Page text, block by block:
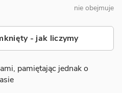
nie obejmuje
- jak liczymy
pamiętając jednak o